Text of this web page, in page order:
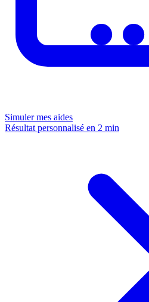
Simuler mes aides
Résultat personnalisé en 2 min